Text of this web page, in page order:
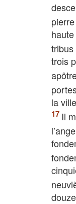
tribus
trois
la
Il